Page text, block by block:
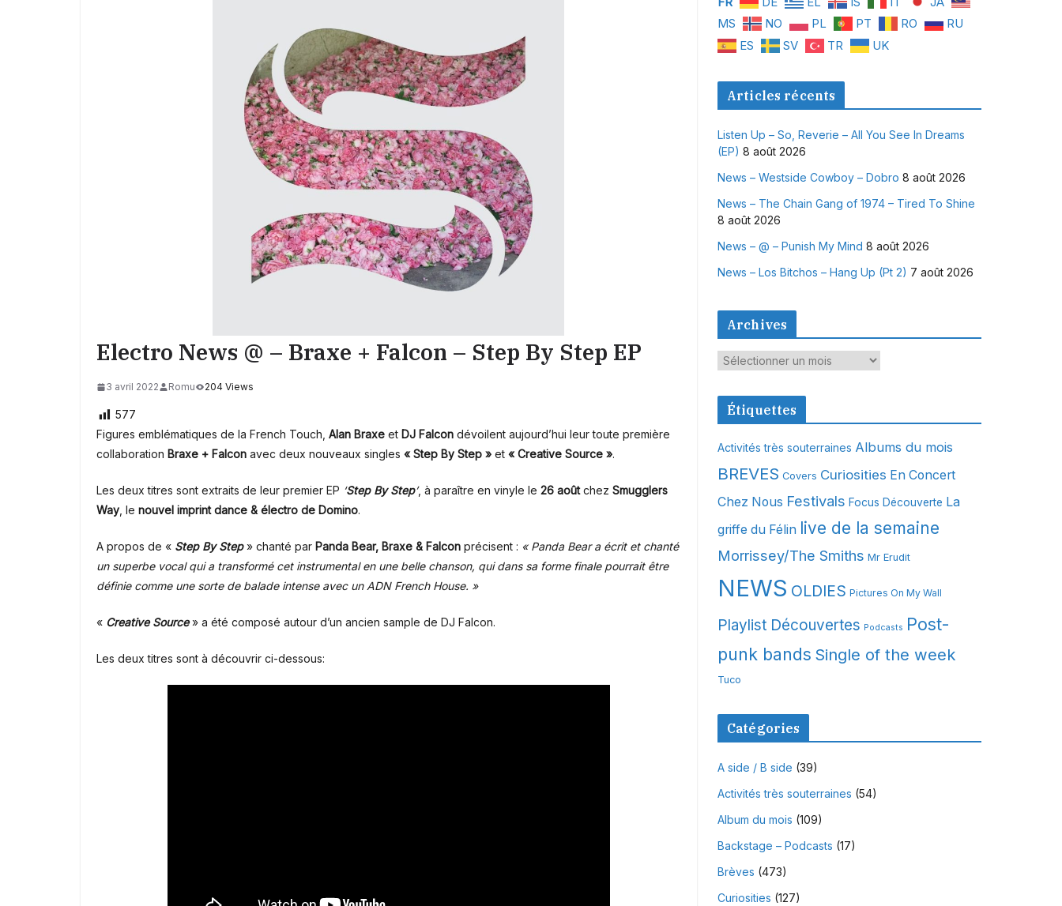
Electro News @ – Braxe + Falcon – Step By Step EP
3 avril 2022 Romu 204 Views
577
Figures emblématiques de la French Touch, Alan Braxe et DJ Falcon dévoilent aujourd’hui leur toute première
collaboration Braxe + Falcon avec deux nouveaux singles « Step By Step » et « Creative Source ».
Les deux titres sont extraits de leur premier EP ‘Step By Step’, à paraître en vinyle le 26 aoûtchez Smugglers
Way , le nouvel imprint dance & électro de Domino.
A propos de « Step By Step» chanté par Panda Bear, Braxe & Falcon précisent : « Panda Bear a écrit et chanté
un superbe vocal qui a transformé cet instrumental en une belle chanson, qui dans sa forme finale pourrait être
définie comme une sorte de balade intense avec un ADN French House. »
« Creative Source» a été composé autour d’un ancien sample de DJ Falcon.
Les deux titres sont à découvrir ci-dessous:
MS
NO PL PT RO
RU
ES
SV TR UK
Articles récents
Listen Up – So, Reverie – All You See In Dreams
(EP) 8 août 2026
News – Westside Cowboy – Dobro 8 août 2026
News – The Chain Gang of 1974 – Tired To Shine
8 août 2026
News – @ – Punish My Mind 8 août 2026
News – Los Bitchos – Hang Up (Pt 2) 7 août 2026
Archives
A
c
e
s
Étiquettes
Activités très souterraines Albums du mois
BREVES Covers Curiosities En Concert
Chez Nous Festivals Focus Découverte La
griffe du Félin live de la semaine
Morrissey/The Smiths Mr Erudit
NEWS OLDIES Pictures On My Wall
Playlist Découvertes Podcasts Post-
punk bands Single of the week
Tuco
Catégories
A side / B side (39)
Activités très souterraines (54)
Album du mois (109)
Backstage – Podcasts (17)
Brèves (473)
Curiosities (127)